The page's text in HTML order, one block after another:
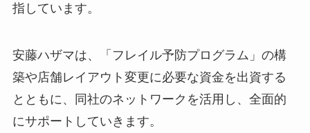
指しています。
安藤ハザマは、「フレイル予防プログラム」の構
築や店舗レイアウト変更に必要な資金を出資する
とともに、同社のネットワークを活用し、全面的
にサポートしていきます。